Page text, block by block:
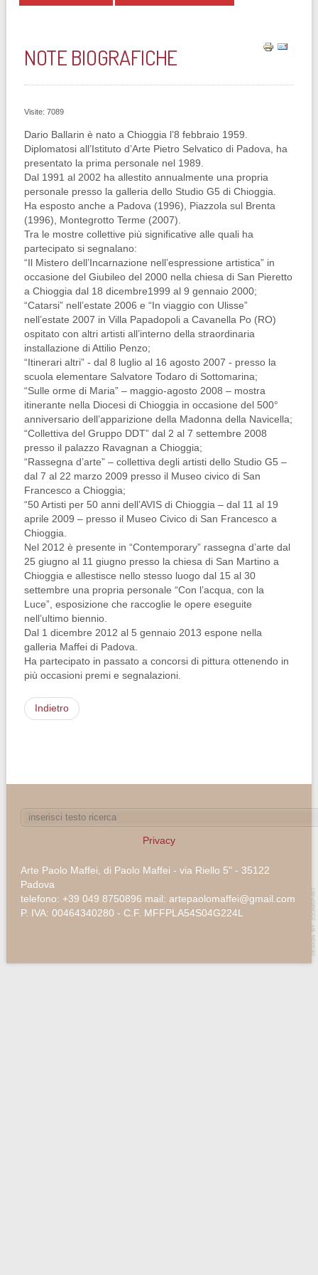
NOTE BIOGRAFICHE
Visite: 7089
Dario Ballarin è nato a Chioggia l’8 febbraio 1959.
Diplomatosi all’Istituto d’Arte Pietro Selvatico di Padova, ha
presentato la prima personale nel 1989.
Dal 1991 al 2002 ha allestito annualmente una propria
personale presso la galleria dello Studio G5 di Chioggia.
Ha esposto anche a Padova (1996), Piazzola sul Brenta
(1996), Montegrotto Terme (2007).
Tra le mostre collettive più significative alle quali ha
partecipato si segnalano:
“Il Mistero dell’Incarnazione nell’espressione artistica” in
occasione del Giubileo del 2000 nella chiesa di San Pieretto
a Chioggia dal 18 dicembre1999 al 9 gennaio 2000;
“Catarsi” nell’estate 2006 e “In viaggio con Ulisse”
nell’estate 2007 in Villa Papadopoli a Cavanella Po (RO)
ospitato con altri artisti all’interno della straordinaria
installazione di Attilio Penzo;
“Itinerari altri” - dal 8 luglio al 16 agosto 2007 - presso la
scuola elementare Salvatore Todaro di Sottomarina;
“Sulle orme di Maria” – maggio-agosto 2008 – mostra
itinerante nella Diocesi di Chioggia in occasione del 500°
anniversario dell’apparizione della Madonna della Navicella;
“Collettiva del Gruppo DDT” dal 2 al 7 settembre 2008
presso il palazzo Ravagnan a Chioggia;
“Rassegna d’arte” – collettiva degli artisti dello Studio G5 –
dal 7 al 22 marzo 2009 presso il Museo civico di San
Francesco a Chioggia;
“50 Artisti per 50 anni dell’AVIS di Chioggia – dal 11 al 19
aprile 2009 – presso il Museo Civico di San Francesco a
Chioggia.
Nel 2012 è presente in “Contemporary” rassegna d’arte dal
25 giugno al 11 giugno presso la chiesa di San Martino a
Chioggia e allestisce nello stesso luogo dal 15 al 30
settembre una propria personale “Con l’acqua, con la
Luce”, esposizione che raccoglie le opere eseguite
nell’ultimo biennio.
Dal 1 dicembre 2012 al 5 gennaio 2013 espone nella
galleria Maffei di Padova.
Ha partecipato in passato a concorsi di pittura ottenendo in
più occasioni premi e segnalazioni.
Indietro
Privacy
Arte Paolo Maffei, di Paolo Maffei - via Riello 5" - 35122
Padova
telefono: +39 049 8750896 mail: artepaolomaffei@gmail.com
P. IVA: 00464340280 - C.F. MFFPLA54S04G224L